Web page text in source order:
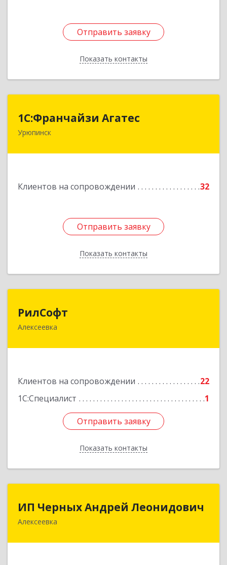
Отправить заявку
Показать контакты
Отправить заявку
Назад
1С:Франчайзи Агатес
Урюпинск
Клиентов на сопровождении 32
Отправить заявку
Показать контакты
403113, Волгоградская обл, Урюпинск г, Ленина
Отправить заявку
Назад
РилСофт
Алексеевка
Клиентов на сопровождении
22
1С:Специалист
1
Отправить заявку
Показать контакты
309850, Белгородская обл, Алексеевский р-н,
Отправить заявку
Назад
ИП Черных Андрей Леонидович
Алексеевка
ИП Черных Андрей Леонидович
309850, Белгородская обл, Алексеевский р-н,